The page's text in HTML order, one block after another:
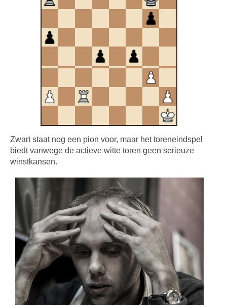
Zwart staat nog een pion voor, maar het toreneindspel
biedt vanwege de actieve witte toren geen serieuze
winstkansen.